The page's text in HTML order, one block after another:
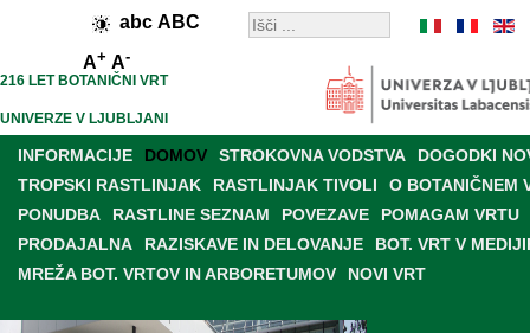
abc ABC
A+ A-
216 LET BOTANIČNI VRT
UNIVERZE V LJUBLJANI
INFORMACIJE DOMOV STROKOVNA VODSTVA
DOGODKI
TROPSKI RASTLINJAK
RASTLINJAK TIVOLI
O BOTANIČNEM
PONUDBA
RASTLINE SEZNAM POVEZAVE
POMAGAM VRTU
PRODAJALNA
RAZISKAVE IN DELOVANJE
BOT. VRT V
MREŽA BOT. VRTOV IN ARBORETUMOV
NOVI VRT